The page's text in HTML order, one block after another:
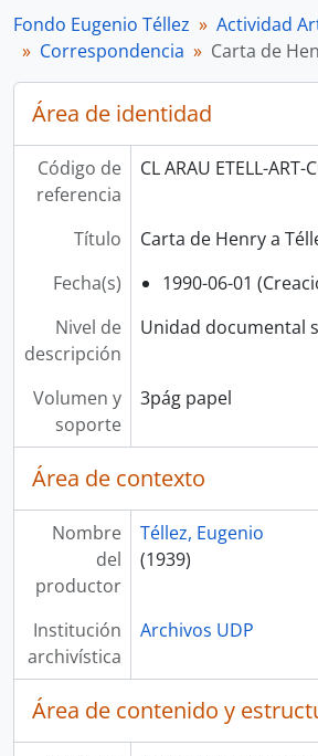
Fondo Eugenio Téllez
Actividad
Correspondencia
Carta de
Área de identidad
Código de
referencia
CL ARAU ETELL-ART-
Título
Carta de Henry a
Fecha(s)
1990-06-01
Nivel de
descripción
Unidad documental
Volumen y
soporte
3pág papel
Área de contexto
Nombre
del
productor
Téllez, Eugenio
(1939)
Institución
archivística
Archivos UDP
Área de contenido y